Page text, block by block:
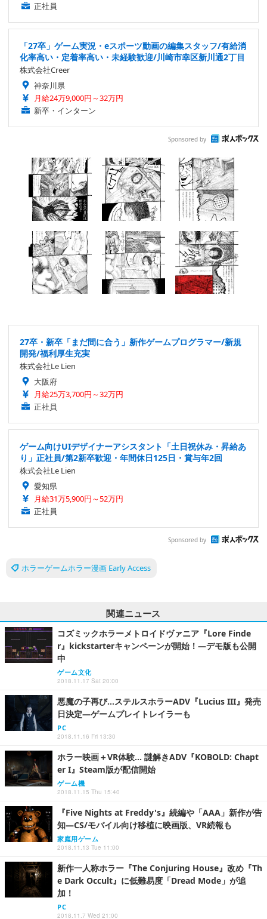
正社員
「27卒」ゲーム実況・eスポーツ動画の編集スタッフ/有給消
化率高い・定着率高い・未経験歓迎/川崎市幸区新川通2丁目
株式会社Creer
神奈川県
月給24万9,000円～32万円
新卒・インターン
Sponsored by
27卒・新卒「まだ間に合う」新作ゲームプログラマー/新規
開発/福利厚生充実
株式会社Le Lien
大阪府
月給25万3,700円～32万円
正社員
ゲーム向けUIデザイナーアシスタント「土日祝休み・昇給あ
り」正社員/第2新卒歓迎・年間休日125日・賞与年2回
株式会社Le Lien
愛知県
月給31万5,900円～52万円
正社員
Sponsored by
ホラーゲームホラー漫画 Early Access
関連ニュース
コズミックホラーメトロイドヴァニア『Lore Finde
r』kickstarterキャンペーンが開始！―デモ版も公開
中
ゲーム文化
2018.11.17 Sat 20:00
悪魔の子再び…ステルスホラーADV『Lucius III』発売
日決定―ゲームプレイトレイラーも
PC
2018.11.16 Fri 13:30
ホラー映画＋VR体験… 謎解きADV『KOBOLD: Chapt
er I』Steam版が配信開始
ゲーム機
2018.11.15 Thu 15:40
『Five Nights at Freddy's』続編や「AAA」新作が告
知―CS/モバイル向け移植に映画版、VR続報も
家庭用ゲーム
2018.11.13 Tue 11:00
新作一人称ホラー『The Conjuring House』改め『Th
e Dark Occult』に低難易度「Dread Mode」が追
加！
PC
2018.11.7 Wed 21:00